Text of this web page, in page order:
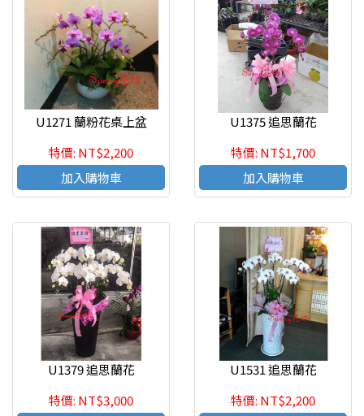
U1271 蘭粉花桌上盆
特價: NT$2,200
加入購物車
U1375 追思蘭花
特價: NT$1,700
加入購物車
U1379 追思蘭花
特價: NT$3,000
U1531 追思蘭花
特價: NT$2,200